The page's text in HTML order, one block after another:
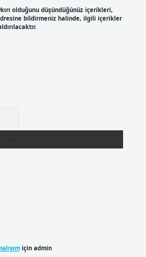
olduğunu düşündüğünüz içerikleri,
bildirmeniz halinde, ilgili içerikler
için admin